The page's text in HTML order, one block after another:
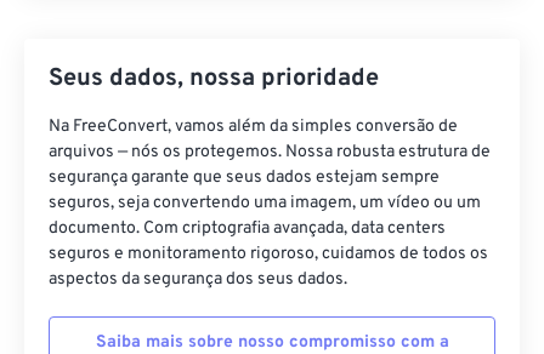
Seus dados, nossa prioridade
Na FreeConvert, vamos além da simples conversão de
arquivos — nós os protegemos. Nossa robusta estrutura de
segurança garante que seus dados estejam sempre
seguros, seja convertendo uma imagem, um vídeo ou um
documento. Com criptografia avançada, data centers
seguros e monitoramento rigoroso, cuidamos de todos os
aspectos da segurança dos seus dados.
Saiba mais sobre nosso compromisso com a